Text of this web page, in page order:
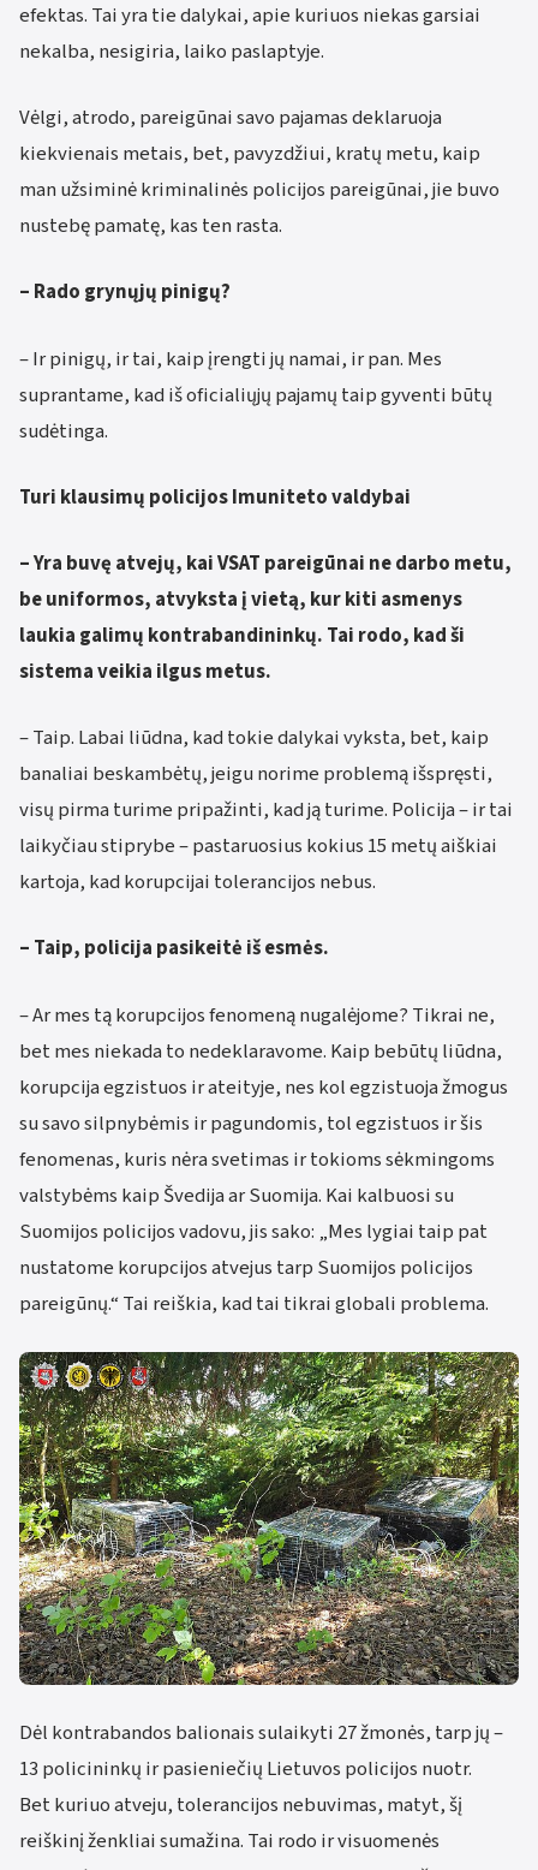
efektas. Tai yra tie dalykai, apie kuriuos niekas garsiai
nekalba, nesigiria, laiko paslaptyje.
Vėlgi, atrodo, pareigūnai savo pajamas deklaruoja
kiekvienais metais, bet, pavyzdžiui, kratų metu, kaip
man užsiminė kriminalinės policijos pareigūnai, jie buvo
nustebę pamatę, kas ten rasta.
– Rado grynųjų pinigų?
– Ir pinigų, ir tai, kaip įrengti jų namai, ir pan. Mes
suprantame, kad iš oficialiųjų pajamų taip gyventi būtų
sudėtinga.
Turi klausimų policijos Imuniteto valdybai
– Yra buvę atvejų, kai VSAT pareigūnai ne darbo metu,
be uniformos, atvyksta į vietą, kur kiti asmenys
laukia galimų kontrabandininkų. Tai rodo, kad ši
sistema veikia ilgus metus.
– Taip. Labai liūdna, kad tokie dalykai vyksta, bet, kaip
banaliai beskambėtų, jeigu norime problemą išspręsti,
visų pirma turime pripažinti, kad ją turime. Policija – ir tai
laikyčiau stiprybe – pastaruosius kokius 15 metų aiškiai
kartoja, kad korupcijai tolerancijos nebus.
– Taip, policija pasikeitė iš esmės.
– Ar mes tą korupcijos fenomeną nugalėjome? Tikrai ne,
bet mes niekada to nedeklaravome. Kaip bebūtų liūdna,
korupcija egzistuos ir ateityje, nes kol egzistuoja žmogus
su savo silpnybėmis ir pagundomis, tol egzistuos ir šis
fenomenas, kuris nėra svetimas ir tokioms sėkmingoms
valstybėms kaip Švedija ar Suomija. Kai kalbuosi su
Suomijos policijos vadovu, jis sako: „Mes lygiai taip pat
nustatome korupcijos atvejus tarp Suomijos policijos
pareigūnų.“ Tai reiškia, kad tai tikrai globali problema.
Dėl kontrabandos balionais sulaikyti 27 žmonės, tarp jų –
13 policininkų ir pasieniečių Lietuvos policijos nuotr.
Bet kuriuo atveju, tolerancijos nebuvimas, matyt, šį
reiškinį ženkliai sumažina. Tai rodo ir visuomenės